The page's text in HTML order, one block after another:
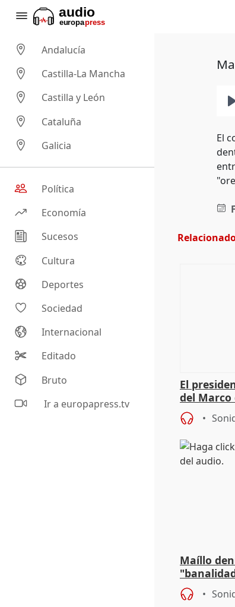
Andalucía
Castilla-La Mancha
Castilla y León
Cataluña
Galicia
Política
Economía
Sucesos
Cultura
Deportes
Sociedad
Internacional
Editado
Bruto
Ir a europapress.tv
El
El
del Marco
sobre
Maíllo
asume